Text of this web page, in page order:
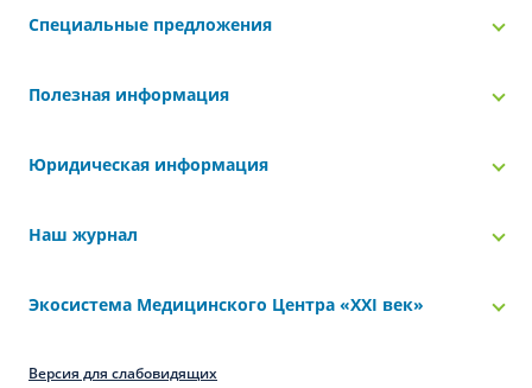
Специальные предложения
Полезная информация
Юридическая информация
Наш журнал
Экосистема Медицинского Центра «‎XXI век»
Версия для слабовидящих